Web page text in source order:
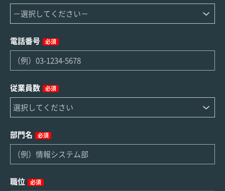
電話番号 必須
従業員数 必須
部門名 必須
職位 必須